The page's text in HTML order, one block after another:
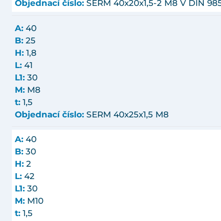
Objednací číslo: SERM 40x20x1,5-2 M8 V DIN
A: 40
B: 25
H: 1,8
L: 41
L1: 30
M: M8
t: 1,5
Objednací číslo: SERM 40x25x1,5 M8
A: 40
B: 30
H: 2
L: 42
L1: 30
M: M10
t: 1,5